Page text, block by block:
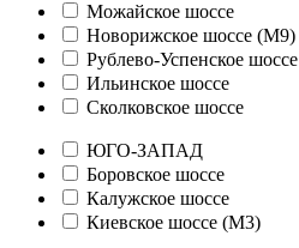
Можайское шоссе
Новорижское шоссе (М9)
Рублево-Успенское шоссе
Ильинское шоссе
Сколковское шоссе
ЮГО-ЗАПАД
Боровское шоссе
Калужское шоссе
Киевское шоссе (М3)